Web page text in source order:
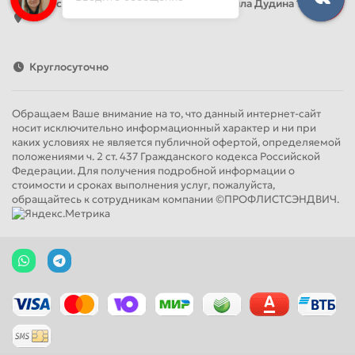
Адрес: Россия, Санкт-Петербург, Михаила Дудина 15, офис
41
Круглосуточно
Обращаем Ваше внимание на то, что данный интернет-сайт
носит исключительно информационный характер и ни при
каких условиях не является публичной офертой, определяемой
положениями ч. 2 ст. 437 Гражданского кодекса Российской
Федерации. Для получения подробной информации о
стоимости и сроках выполнения услуг, пожалуйста,
обращайтесь к сотрудникам компании ©ПРОФЛИСТСЭНДВИЧ.